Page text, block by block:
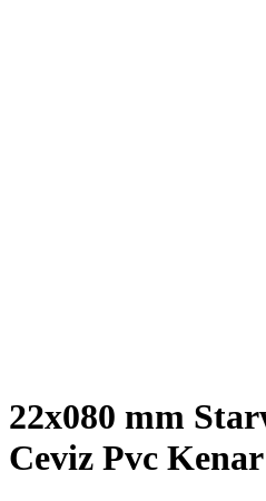
22x080 mm
Ceviz Pvc